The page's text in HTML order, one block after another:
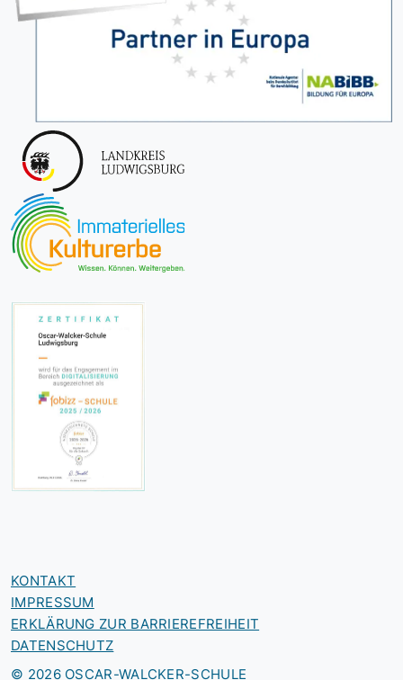
KONTAKT
IMPRESSUM
ERKLÄRUNG ZUR BARRIEREFREIHEIT
DATENSCHUTZ
© 2026 OSCAR-WALCKER-SCHULE